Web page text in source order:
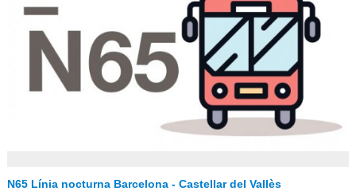
N65 Línia nocturna Barcelona - Castellar del Vallès